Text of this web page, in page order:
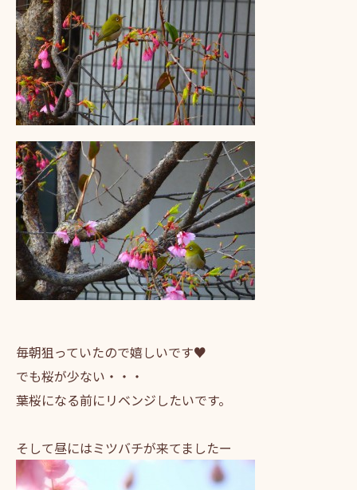
毎朝狙っていたので嬉しいです♥
でも桜が少ない・・・
葉桜になる前にリベンジしたいです。
そして昼にはミツバチが来てましたー